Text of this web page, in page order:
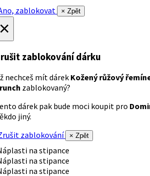
zablokovat
× Zpět
zablokování dárku
nechceš mít dárek Kožený růžový
zablokovaný?
dárek pak bude moci koupit pro
jiný.
zablokování
× Zpět